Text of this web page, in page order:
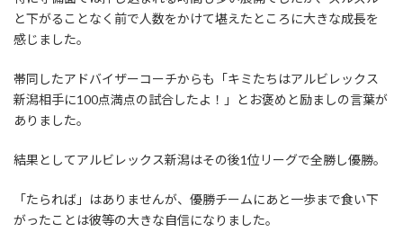
と下がることなく前で人数をかけて堪えたところに大きな成長を
感じました。
帯同したアドバイザーコーチからも「キミたちはアルビレックス
新潟相手に100点満点の試合したよ！」とお褒めと励ましの言葉が
ありました。
結果としてアルビレックス新潟はその後1位リーグで全勝し優勝。
「たられば」はありませんが、優勝チームにあと一歩まで食い下
がったことは彼等の大きな自信になりました。